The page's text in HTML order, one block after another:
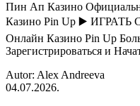
Пин Ап Казино
Казино Pin Up ▶️ ИГРАТЬ
Онлайн Казино Pin Up
Зарегистрироваться и
Autor: Alex Andreeva
04.07.2026.